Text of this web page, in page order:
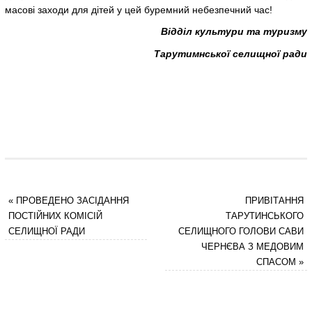
масові заходи для дітей у цей буремний небезпечний час!
Відділ культури та туризму
Тарутимнської селищної ради
«ПРОВЕДЕНО ЗАСІДАННЯ
ПОСТІЙНИХ КОМІСІЙ
СЕЛИЩНОЇ РАДИ
ПРИВІТАННЯ
ТАРУТИНСЬКОГО
СЕЛИЩНОГО ГОЛОВИ САВИ
ЧЕРНЄВА З МЕДОВИМ
СПАСОМ»